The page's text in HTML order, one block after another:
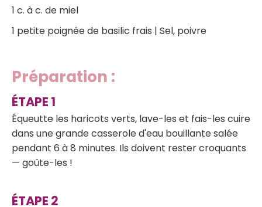
1 c. à c. de miel
1 petite poignée de basilic frais | Sel, poivre
‍Préparation :
Équeutte les haricots verts, lave-les et fais-les cuire
dans une grande casserole d'eau bouillante salée
pendant 6 à 8 minutes. Ils doivent rester croquants
— goûte-les !